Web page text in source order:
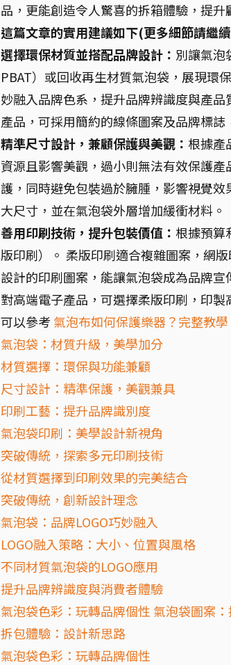
品，更能創造令人驚喜的拆箱體驗，提
這篇文章的實用建議如下(更多細節請繼
選擇環保材質並搭配品牌設計： 別讓氣泡
PBAT）或回收再生材質氣泡袋，展現環
妙融入品牌色系，提升品牌辨識度與產
產品，可採用簡約的線條圖案及品牌標誌
精準尺寸設計，兼顧保護與美觀： 根據產
資源且影響美觀，過小則無法有效保護
護，同時避免包裝過於臃腫，影響視覺
大尺寸，並在氣泡袋外層增加緩衝材料。
善用印刷技術，提升包裝價值： 根據預算
版印刷）。 柔版印刷適合複雜圖案，網
設計的印刷圖案，能讓氣泡袋成為品牌
對高端電子產品，可選擇柔版印刷，印製
可以參考 氣泡布如何保護樂器？完整教
氣泡袋：材質升級，美學加分
材質選擇：環保與功能兼顧
尺寸設計：精準保護，美觀兼具
印刷工藝：提升品牌識別度
氣泡袋印刷：美學設計新視角
突破傳統，探索多元印刷技術
從材質選擇到印刷效果的完美結合
突破傳統，創新設計理念
氣泡袋：品牌LOGO巧妙融入
LOGO融入策略：大小、位置與風格
不同材質氣泡袋的LOGO應用
提升品牌辨識度與消費者體驗
氣泡袋色彩：玩轉品牌個性 氣泡袋圖案
拆包體驗：設計新思路
氣泡袋色彩：玩轉品牌個性